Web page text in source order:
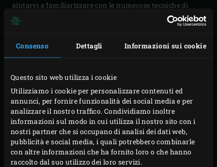
Consenso Dettagli Informazioni sui cookie
Questo sito web utilizza i cookie
Utilizziamo i cookie per personalizzare contenuti ed
annunci, per fornire funzionalità dei social media e per
analizzare il nostro traffico. Condividiamo inoltre
informazioni sul modo in cui utilizza il nostro sito con i
nostri partner che si occupano di analisi dei dati web,
pubblicità e social media, i quali potrebbero combinarle
con altre informazioni che ha fornito loro o che hanno
raccolto dal suo utilizzo dei loro servizi.
aiutarvi a familiarizzare con le numerose tecniche di
cottura messe a disposizione dal Big Green Egg.